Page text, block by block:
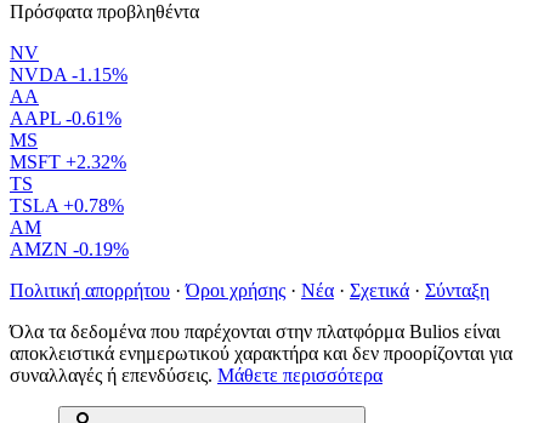
Πρόσφατα προβληθέντα
NV
NVDA -1.15%
AA
AAPL -0.61%
MS
MSFT +2.32%
TS
TSLA +0.78%
AM
AMZN -0.19%
Πολιτική απορρήτου · Όροι χρήσης · Νέα · Σχετικά · Σύνταξη
Όλα τα δεδομένα που παρέχονται στην πλατφόρμα Bulios είναι
αποκλειστικά ενημερωτικού χαρακτήρα και δεν προορίζονται για
συναλλαγές ή επενδύσεις. Μάθετε περισσότερα